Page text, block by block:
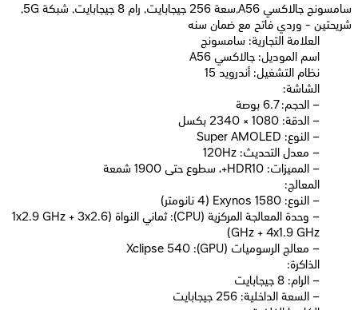
سامسونج جالاكسي A56,سعة 256 جيجابايت, رام 8 جيجابايت, شبكة 5G,
شريحتين - وردي فاتح مع ضمان سنه
العلامة التجارية: سامسونج
اسم الموديل: جالاكسي A56
نظام التشغيل: أندرويد 15
الشاشة:
– الحجم: 6.7 بوصة
– الدقة: 1080 × 2340 بكسل
– النوع: Super AMOLED
– معدل التحديث: 120Hz
– المميزات: HDR10+، سطوع حتى 1900 شمعة
المعالج:
– النوع: Exynos 1580 (4 نانومتر)
– وحدة المعالجة المركزية (CPU): ثماني النواة (1x2.9 GHz + 3x2.6
GHz + 4x1.9 GHz)
– معالج الرسوميات (GPU): Xclipse 540
الذاكرة:
– الرام: 8 جيجابايت
– السعة الداخلية: 256 جيجابايت